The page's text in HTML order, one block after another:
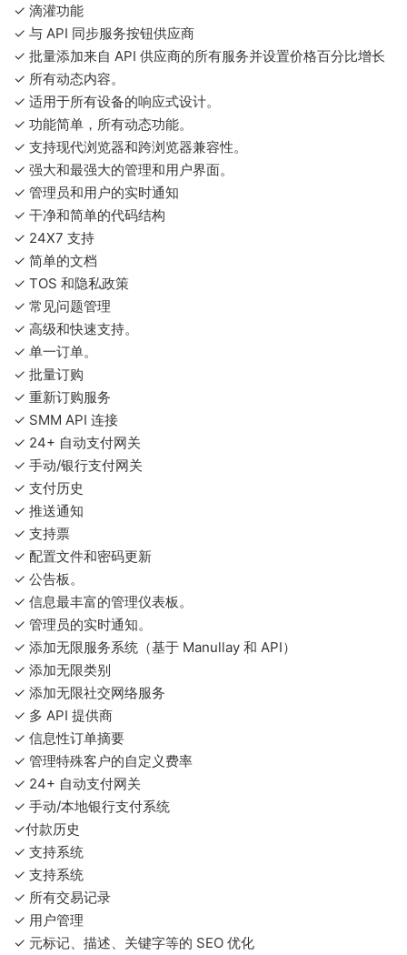
✓ 滴灌功能
✓ 与 API 同步服务按钮供应商
✓ 批量添加来自 API 供应商的所有服务并设置价格百分比增长
✓ 所有动态内容。
✓ 适用于所有设备的响应式设计。
✓ 功能简单，所有动态功能。
✓ 支持现代浏览器和跨浏览器兼容性。
✓ 强大和最强大的管理和用户界面。
✓ 管理员和用户的实时通知
✓ 干净和简单的代码结构
✓ 24X7 支持
✓ 简单的文档
✓ TOS 和隐私政策
✓ 常见问题管理
✓ 高级和快速支持。
✓ 单一订单。
✓ 批量订购
✓ 重新订购服务
✓ SMM API 连接
✓ 24+ 自动支付网关
✓ 手动/银行支付网关
✓ 支付历史
✓ 推送通知
✓ 支持票
✓ 配置文件和密码更新
✓ 公告板。
✓ 信息最丰富的管理仪表板。
✓ 管理员的实时通知。
✓ 添加无限服务系统（基于 Manullay 和 API）
✓ 添加无限类别
✓ 添加无限社交网络服务
✓ 多 API 提供商
✓ 信息性订单摘要
✓ 管理特殊客户的自定义费率
✓ 24+ 自动支付网关
✓ 手动/本地银行支付系统
✓付款历史
✓ 支持系统
✓ 支持系统
✓ 所有交易记录
✓ 用户管理
✓ 元标记、描述、关键字等的 SEO 优化